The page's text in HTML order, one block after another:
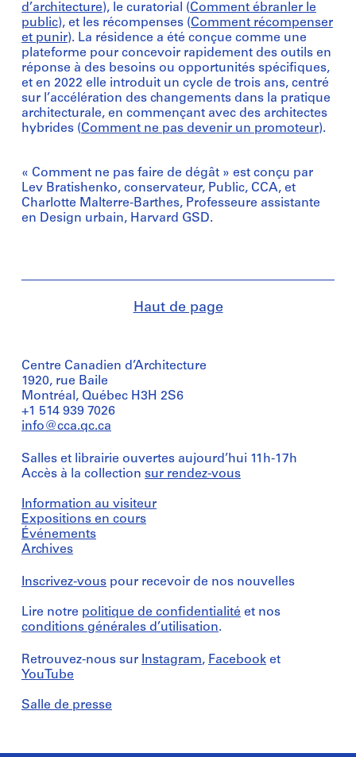
d’architecture), le curatorial (Comment ébranler le
public), et les récompenses (Comment récompenser
et punir). La résidence a été conçue comme une
plateforme pour concevoir rapidement des outils en
réponse à des besoins ou opportunités spécifiques,
et en 2022 elle introduit un cycle de trois ans, centré
sur l’accélération des changements dans la pratique
architecturale, en commençant avec des architectes
hybrides (Comment ne pas devenir un promoteur).
« Comment ne pas faire de dégât » est conçu par
Lev Bratishenko, conservateur, Public, CCA, et
Charlotte Malterre-Barthes, Professeure assistante
en Design urbain, Harvard GSD.
Haut de page
Centre Canadien d’Architecture
1920, rue Baile
Montréal, Québec H3H 2S6
+1 514 939 7026
info@cca.qc.ca
Salles et librairie ouvertes aujourd’hui 11h-17h
Accès à la collection sur rendez-vous
Information au visiteur
Expositions en cours
Événements
Archives
Inscrivez-vous pour recevoir de nos nouvelles
Lire notre politique de confidentialité et nos
conditions générales d’utilisation.
Retrouvez-nous sur Instagram, Facebook et
YouTube
Salle de presse